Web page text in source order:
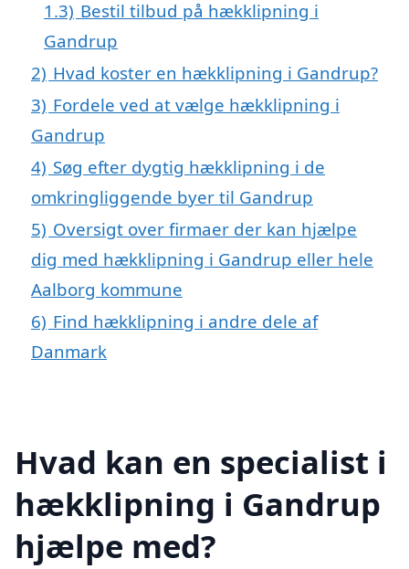
1.3) Bestil tilbud på hækklipning i
Gandrup
2) Hvad koster en hækklipning i Gandrup?
3) Fordele ved at vælge hækklipning i
Gandrup
4) Søg efter dygtig hækklipning i de
omkringliggende byer til Gandrup
5) Oversigt over firmaer der kan hjælpe
dig med hækklipning i Gandrup eller hele
Aalborg kommune
6) Find hækklipning i andre dele af
Danmark
Hvad kan en specialist i
hækklipning i Gandrup
hjælpe med?